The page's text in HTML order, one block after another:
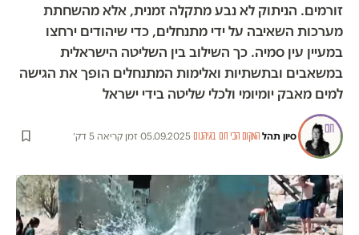
זורמים. הניתוק לא נבע מתקלה זמנית, אלא מהשחתת
מערכות השאיבה על ידי מתנחלים, כדי שיהודים ירחצו
במעיין עין סמיה. כך השילוב בין השליטה הישראלית
במשאבים ובתשתיות ואלימות המתנחלים הופך את הגישה
למים מאבק יומיומי ולכלי שליטה בידי ישראל
סיון תהל·המקום הכי חם בגיהנום·
05.09.2025
·זמן קריאה 5 דק׳